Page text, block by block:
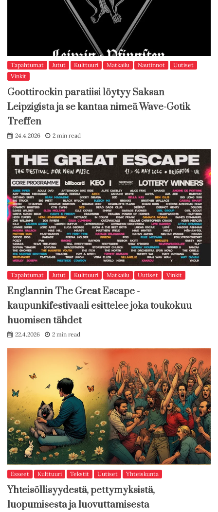
Tapahtumat Jutut Kulttuuri Matkailu Nautinnot
Uutiset
Vinkit
Goottirockin paratiisi löytyy Saksan
Leipzigista ja se kantaa nimeä Wave-Gotik
Treffen
24.4.2026 2 min read
Tapahtumat Jutut Kulttuuri Matkailu Uutiset Vinkit
Englannin The Great Escape -
kaupunkifestivaali esittelee joka toukokuu
huomisen tähdet
22.4.2026 2 min read
Esseet Kulttuuri Tekstit Uutiset Yhteiskunta
Yhteisöllisyydestä, pettymyksistä,
luopumisesta ja luovuttamisesta